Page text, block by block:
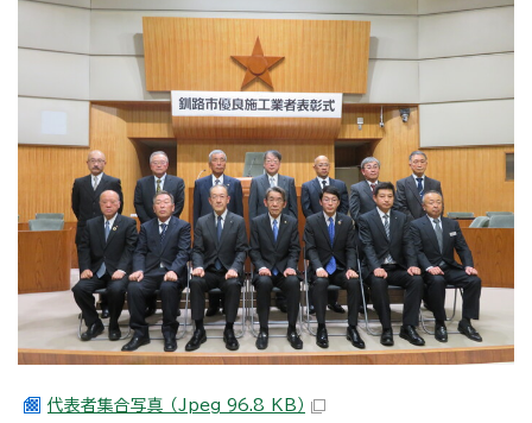
代表者集合写真 （Jpeg 96.8 KB）